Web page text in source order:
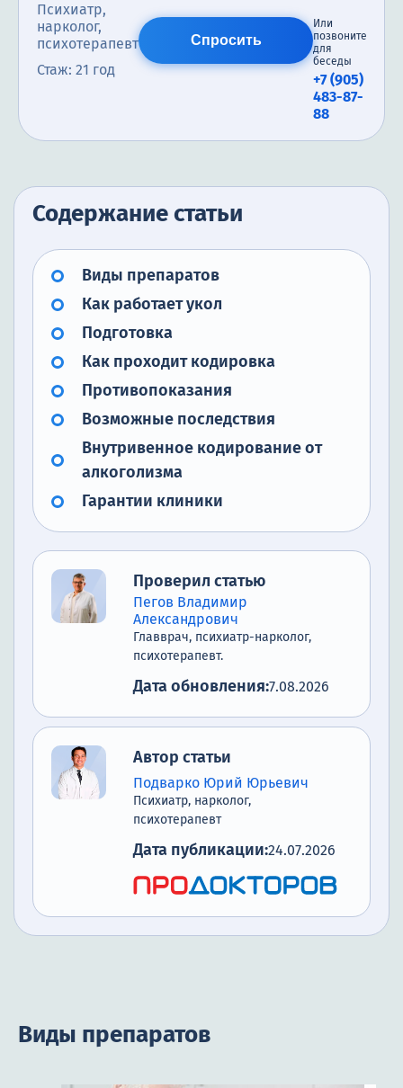
Психиатр,
нарколог,
психотерапевт
Стаж: 21 год
Спросить
Или
позвоните
для
беседы
+7 (905)
483-87-
88
Содержание статьи
Виды препаратов
Как работает укол
Подготовка
Как проходит кодировка
Противопоказания
Возможные последствия
Внутривенное кодирование от
алкоголизма
Гарантии клиники
Проверил статью
Пегов Владимир
Александрович
Главврач, психиатр-нарколог,
психотерапевт.
Дата обновления:7.08.2026
Автор статьи
Подварко Юрий Юрьевич
Психиатр, нарколог,
психотерапевт
Дата публикации:24.07.2026
Виды препаратов